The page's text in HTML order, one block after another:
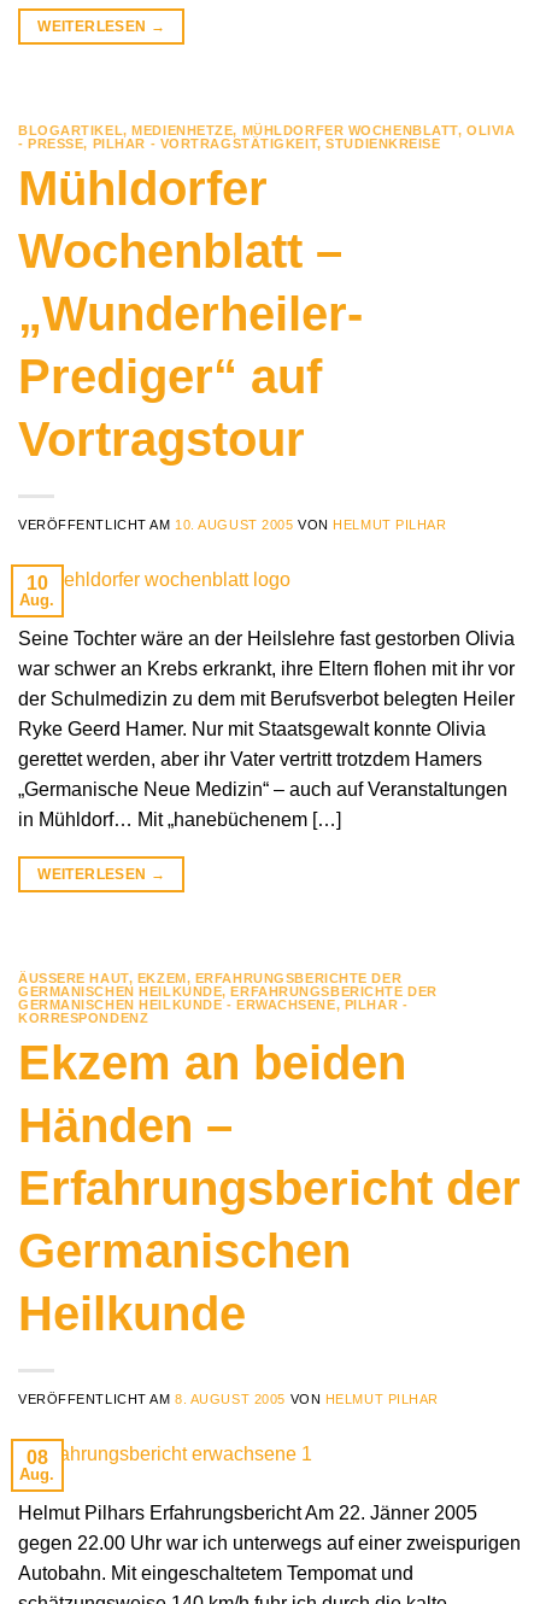
WEITERLESEN →
BLOGARTIKEL,MEDIENHETZE, MÜHLDORFER WOCHENBLATT,OLIVIA
- PRESSE, PILHAR - VORTRAGSTÄTIGKEIT,STUDIENKREISE
Mühldorfer
Wochenblatt –
„Wunderheiler-
Prediger“ auf
Vortragstour
VERÖFFENTLICHT AM10. AUGUST 2005 VON HELMUT PILHAR
10
Aug.
Seine Tochter wäre an der Heilslehre fast gestorben Olivia
war schwer an Krebs erkrankt, ihre Eltern flohen mit ihr vor
der Schulmedizin zu dem mit Berufsverbot belegten Heiler
Ryke Geerd Hamer. Nur mit Staatsgewalt konnte Olivia
gerettet werden, aber ihr Vater vertritt trotzdem Hamers
„Germanische Neue Medizin“ – auch auf Veranstaltungen
in Mühldorf… Mit „hanebüchenem […]
WEITERLESEN →
ÄUSSERE HAUT , EKZEM, ERFAHRUNGSBERICHTE DER
GERMANISCHEN HEILKUNDE,ERFAHRUNGSBERICHTE DER
GERMANISCHEN HEILKUNDE - ERWACHSENE, PILHAR -
KORRESPONDENZ
Ekzem an beiden
Händen –
Erfahrungsbericht der
Germanischen
Heilkunde
VERÖFFENTLICHT AM8. AUGUST 2005 VON HELMUT PILHAR
08
Aug.
Helmut Pilhars Erfahrungsbericht Am 22. Jänner 2005
gegen 22.00 Uhr war ich unterwegs auf einer zweispurigen
Autobahn. Mit eingeschaltetem Tempomat und